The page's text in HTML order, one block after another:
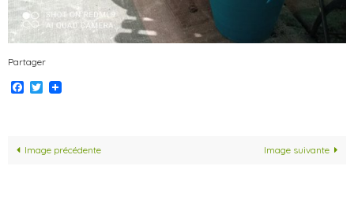
Partager
Facebook
Twitter
Image précédente Image suivante